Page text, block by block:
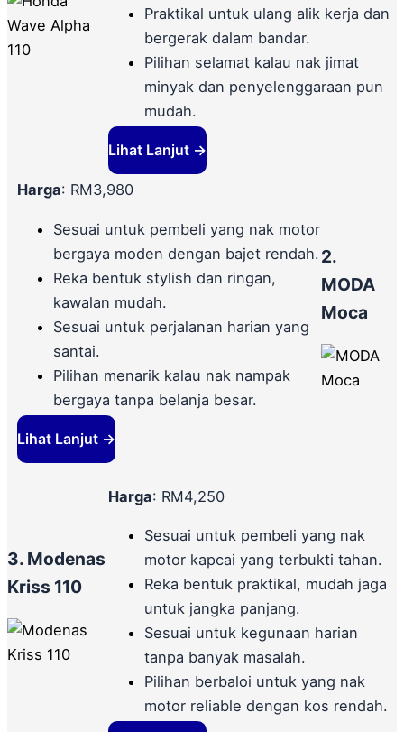
Praktikal untuk ulang alik kerja dan
bergerak dalam bandar.
Pilihan selamat kalau nak jimat
minyak dan penyelenggaraan pun
mudah.
Lihat Lanjut →
Harga: RM3,980
Sesuai untuk pembeli yang nak motor
bergaya moden dengan bajet rendah.
Reka bentuk stylish dan ringan,
kawalan mudah.
Sesuai untuk perjalanan harian yang
santai.
Pilihan menarik kalau nak nampak
bergaya tanpa belanja besar.
Lihat Lanjut →
2.
MODA
Moca
3. Modenas
Kriss 110
Harga: RM4,250
Sesuai untuk pembeli yang nak
motor kapcai yang terbukti tahan.
Reka bentuk praktikal, mudah jaga
untuk jangka panjang.
Sesuai untuk kegunaan harian
tanpa banyak masalah.
Pilihan berbaloi untuk yang nak
motor reliable dengan kos rendah.